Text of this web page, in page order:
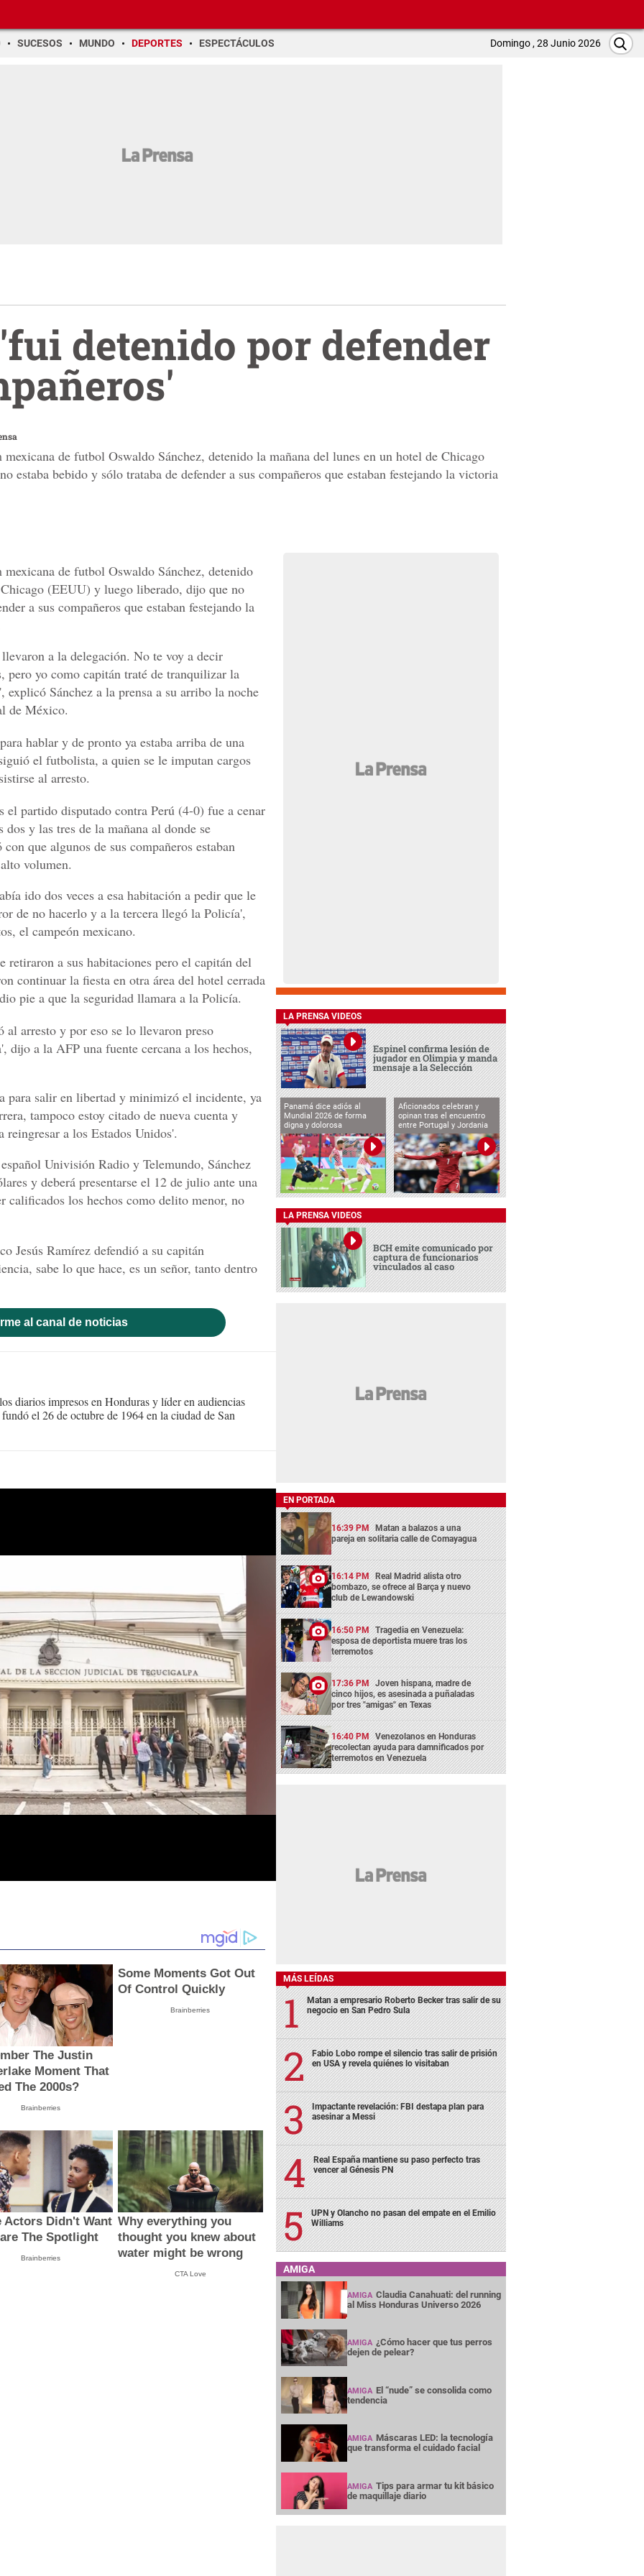
SUCESOS MUNDO DEPORTES ESPECTÁCULOS Domingo , 28 Junio 2026
detenido por defender
de futbol Oswaldo Sánchez, detenido la mañana del lunes en un hotel de Chicago
estaba bebido y sólo trataba de defender a sus compañeros que estaban festejando la victoria
de futbol Oswaldo Sánchez, detenido
(EEUU) y luego liberado, dijo que no
a sus compañeros que estaban festejando la
a la delegación. No te voy a decir
pero yo como capitán traté de tranquilizar la
explicó Sánchez a la prensa a su arribo la noche
de México.
hablar y de pronto ya estaba arriba de una
el futbolista, a quien se le imputan cargos
al arresto.
el partido disputado contra Perú (4-0) fue a cenar
dos y las tres de la mañana al donde se
que algunos de sus compañeros estaban
volumen.
ido dos veces a esa habitación a pedir que le
de no hacerlo y a la tercera llegó la Policía',
el campeón mexicano.
retiraron a sus habitaciones pero el capitán del
continuar la fiesta en otra área del hotel cerrada
pie a que la seguridad llamara a la Policía.
al arresto y por eso se lo llevaron preso
dijo a la AFP una fuente cercana a los hechos,
para salir en libertad y minimizó el incidente, ya
tampoco estoy citado de nueva cuenta y
reingresar a los Estados Unidos'.
Univisión Radio y Telemundo, Sánchez
y deberá presentarse el 12 de julio ante una
calificados los hechos como delito menor, no
Jesús Ramírez defendió a su capitán
sabe lo que hace, es un señor, tanto dentro
al canal de noticias
diarios impresos en Honduras y líder en audiencias
el 26 de octubre de 1964 en la ciudad de San
The Justin
Moment That
The 2000s?
Brainberries
Some Moments Got Out
Of Control Quickly
Brainberries
Actors Didn't Want
The Spotlight
Brainberries
Why everything you
thought you knew about
water might be wrong
CTA Love
LA PRENSA VIDEOS
Espinel confirma lesión de
jugador en Olimpia y manda
mensaje a la Selección
Panamá dice adiós al
Mundial 2026 de forma
digna y dolorosa
Aficionados celebran y
opinan tras el encuentro
entre Portugal y Jordania
LA PRENSA VIDEOS
BCH emite comunicado por
captura de funcionarios
vinculados al caso
EN PORTADA
16:39 PM Matan a balazos a una
pareja en solitaria calle de Comayagua
16:14 PM Real Madrid alista otro
bombazo, se ofrece al Barça y nuevo
club de Lewandowski
16:50 PM Tragedia en Venezuela:
esposa de deportista muere tras los
terremotos
17:36 PM Joven hispana, madre de
cinco hijos, es asesinada a puñaladas
por tres "amigas" en Texas
16:40 PM Venezolanos en Honduras
recolectan ayuda para damnificados por
terremotos en Venezuela
MÁS LEÍDAS
Matan a empresario Roberto Becker tras salir de su
negocio en San Pedro Sula
Fabio Lobo rompe el silencio tras salir de prisión
en USA y revela quiénes lo visitaban
Impactante revelación: FBI destapa plan para
asesinar a Messi
Real España mantiene su paso perfecto tras
vencer al Génesis PN
UPN y Olancho no pasan del empate en el Emilio
Williams
AMIGA
AMIGA Claudia Canahuati: del running
al Miss Honduras Universo 2026
AMIGA ¿Cómo hacer que tus perros
dejen de pelear?
AMIGA El “nude” se consolida como
tendencia
AMIGA Máscaras LED: la tecnología
que transforma el cuidado facial
AMIGA Tips para armar tu kit básico
de maquillaje diario